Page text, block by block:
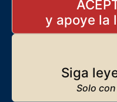
Siga
liberal, la belleza, lo sagrado…